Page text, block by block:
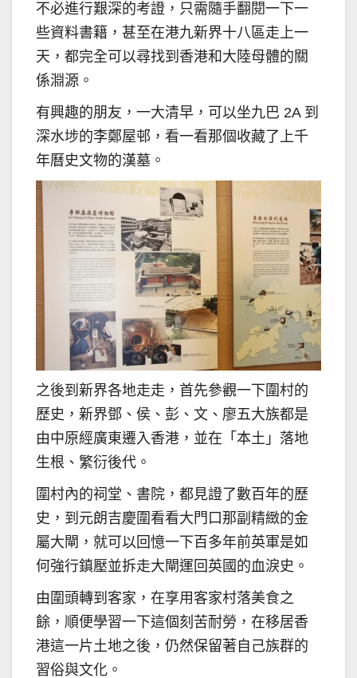
不必進行艱深的考證，只需隨手翻閱一下一
些資料書籍，甚至在港九新界十八區走上一
天，都完全可以尋找到香港和大陸母體的關
係淵源。
有興趣的朋友，一大清早，可以坐九巴 2A 到
深水埗的李鄭屋邨，看一看那個收藏了上千
年曆史文物的漢墓。
之後到新界各地走走，首先參觀一下圍村的
歷史，新界鄧、侯、彭、文、廖五大族都是
由中原經廣東遷入香港，並在「本土」落地
生根、繁衍後代。
圍村內的祠堂、書院，都見證了數百年的歷
史，到元朗吉慶圍看看大門口那副精緻的金
屬大閘，就可以回憶一下百多年前英軍是如
何強行鎮壓並拆走大閘運回英國的血淚史。
由圍頭轉到客家，在享用客家村落美食之
餘，順便學習一下這個刻苦耐勞，在移居香
港這一片土地之後，仍然保留著自己族群的
習俗與文化。